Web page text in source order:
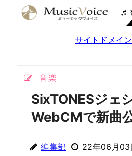
サイトドメイ
音楽
SixTONESジェ
WebCMで新曲
編集部 22年06月03